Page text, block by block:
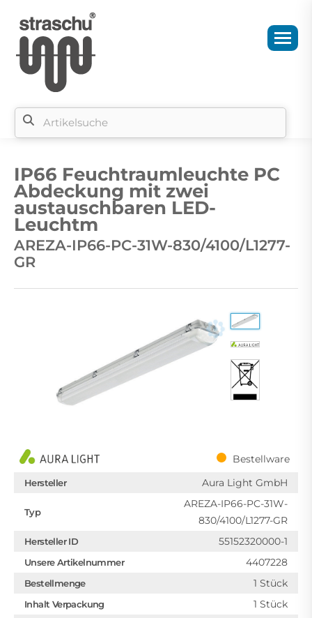
IP66 Feuchtraumleuchte PC
Abdeckung mit zwei
austauschbaren LED-
Leuchtm
AREZA-IP66-PC-31W-830/4100/L1277-
GR
Bestellware
Hersteller Aura Light GmbH
Typ
AREZA-IP66-PC-31W-
830/4100/L1277-GR
Hersteller ID 55152320000-1
Unsere Artikelnummer 4407228
Bestellmenge 1 Stück
Inhalt Verpackung 1 Stück